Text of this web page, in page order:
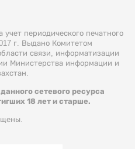
учет периодического печатного
г. Выдано Комитетом
связи, информатизации
Министерства информации и
сетевого ресурса
18 лет и старше.